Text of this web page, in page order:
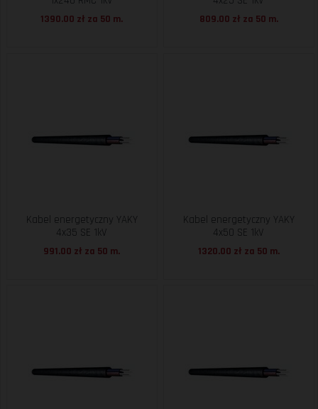
1390.00 zł za 50 m. 809.00 zł za 50 m.
Kabel energetyczny YAKY
4x35 SE 1kV
991.00 zł za 50 m.
Kabel energetyczny YAKY
4x50 SE 1kV
1320.00 zł za 50 m.